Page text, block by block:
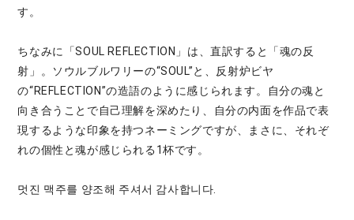
す。
ちなみに「SOUL REFLECTION」は、直訳すると「魂の反
射」。ソウルブルワリーの“SOUL”と、反射炉ビヤ
の“REFLECTION”の造語のように感じられます。自分の魂と
向き合うことで自己理解を深めたり、自分の内面を作品で表
現するような印象を持つネーミングですが、まさに、それぞ
れの個性と魂が感じられる1杯です。
멋진 맥주를 양조해 주셔서 감사합니다.